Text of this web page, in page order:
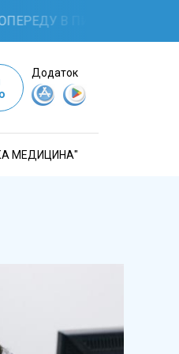
В ПИТАННЯХ ЗДОРОВ'Я:
Додаток
МЕДИЦИНА"